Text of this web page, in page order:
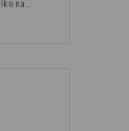
na…